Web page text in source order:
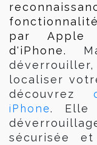
par Apple
d'iPhone.
localiser
découvrez
iPhone. Elle
sécurisée